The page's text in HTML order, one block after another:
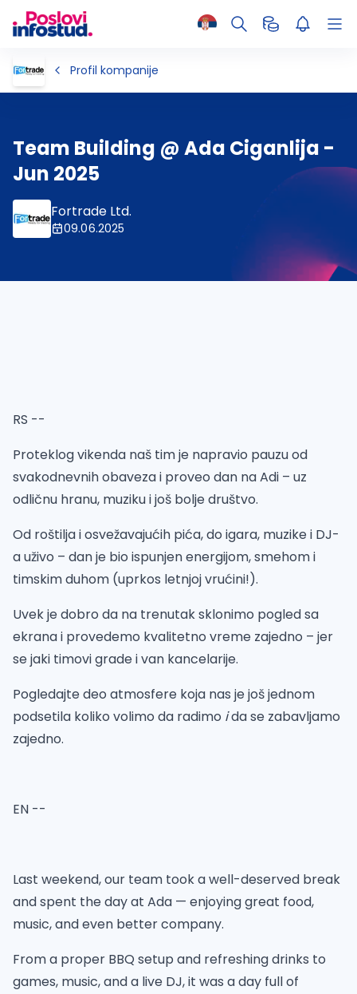
Profil kompanije
Team Building @ Ada Ciganlija -
Jun 2025
Fortrade Ltd.
09.06.2025
RS --
Proteklog vikenda naš tim je napravio pauzu od
svakodnevnih obaveza i proveo dan na Adi – uz
odličnu hranu, muziku i još bolje društvo.
Od roštilja i osvežavajućih pića, do igara, muzike i DJ-
a uživo – dan je bio ispunjen energijom, smehom i
timskim duhom (uprkos letnjoj vrućini!).
Uvek je dobro da na trenutak sklonimo pogled sa
ekrana i provedemo kvalitetno vreme zajedno – jer
se jaki timovi grade i van kancelarije.
Pogledajte deo atmosfere koja nas je još jednom
podsetila koliko volimo da radimo ida se zabavljamo
zajedno.
EN --
Last weekend, our team took a well-deserved break
and spent the day at Ada — enjoying great food,
music, and even better company.
From a proper BBQ setup and refreshing drinks to
games, music, and a live DJ, it was a day full of